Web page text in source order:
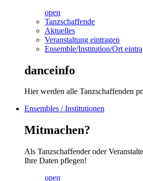
open
Tanzschaffende
Aktuelles
Veranstaltung eintragen
Ensemble/Institution/Ort
danceinfo
Hier werden alle Tanzschaffenden
Ensembles / Institutionen
Mitmachen?
Als Tanzschaffender oder
Ihre Daten pflegen!
open